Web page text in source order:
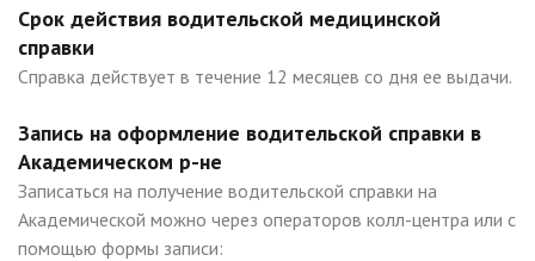
Срок действия водительской медицинской
справки
Справка действует в течение 12 месяцев со дня ее выдачи.
Запись на оформление водительской справки в
Академическом р-не
Записаться на получение водительской справки на
Академической можно через операторов колл-центра или с
помощью формы записи: